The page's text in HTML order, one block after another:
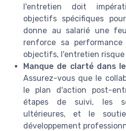
l'entretien doit
objectifs spécifiques
donne au salarié une
renforce sa
objectifs, l'entretien risque
Manque de clarté dans
Assurez-vous que le
le plan d'action post-
étapes de suivi, les
ultérieures, et le
développement